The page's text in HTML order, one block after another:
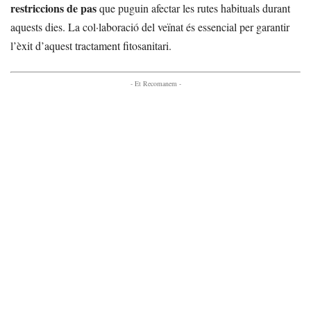
restriccions de pasque puguin afectar les rutes habituals durant
aquests dies. La col·laboració del veïnat és essencial per garantir
l’èxit d’aquest tractament fitosanitari.
- Et Recomanem -